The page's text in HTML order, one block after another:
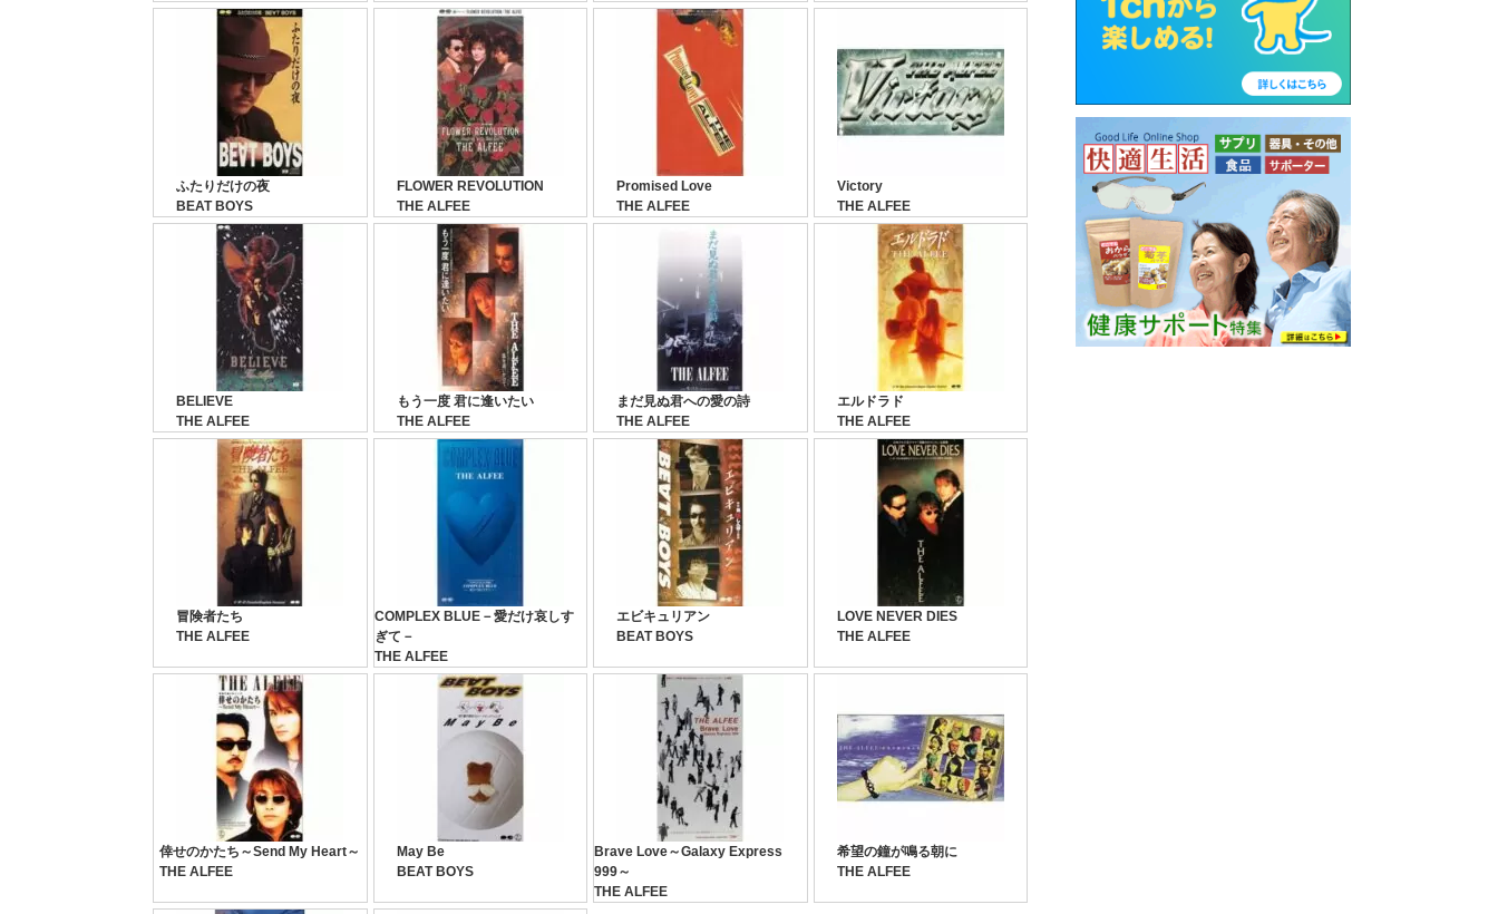
ふたりだけの夜
BEAT BOYS
FLOWER REVOLUTION
THE ALFEE
Promised Love
THE ALFEE
Victory
THE ALFEE
BELIEVE
THE ALFEE
もう一度 君に逢いたい
THE ALFEE
まだ見ぬ君への愛の詩
THE ALFEE
エルドラド
THE ALFEE
冒険者たち
THE ALFEE
COMPLEX BLUE－愛だけ哀しす
ぎて－
THE ALFEE
エビキュリアン
BEAT BOYS
LOVE NEVER DIES
THE ALFEE
倖せのかたち～Send My Heart～
THE ALFEE
May Be
BEAT BOYS
Brave Love～Galaxy Express
999～
THE ALFEE
希望の鐘が鳴る朝に
THE ALFEE